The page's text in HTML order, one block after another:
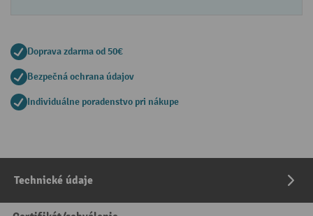
Doprava zdarma od 50€
Bezpečná ochrana údajov
Individuálne poradenstvo pri nákupe
Technické údaje